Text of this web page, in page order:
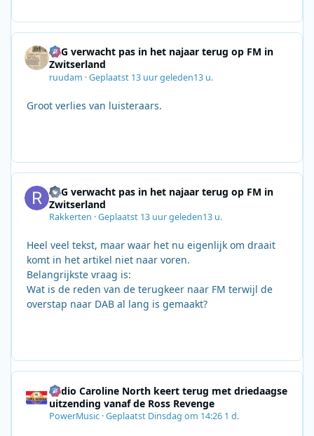
SRG verwacht pas in het najaar terug op FM in
Zwitserland
ruudam ·Geplaatst 13 uur geleden13 u.
Groot verlies van luisteraars.
SRG verwacht pas in het najaar terug op FM in
Zwitserland
Rakkerten ·Geplaatst 13 uur geleden13 u.
Heel veel tekst, maar waar het nu eigenlijk om draait
komt in het artikel niet naar voren.
Belangrijkste vraag is:
Wat is de reden van de terugkeer naar FM terwijl de
overstap naar DAB al lang is gemaakt?
Radio Caroline North keert terug met driedaagse
uitzending vanaf de Ross Revenge
PowerMusic ·Geplaatst Dinsdag om 14:26 1 d.